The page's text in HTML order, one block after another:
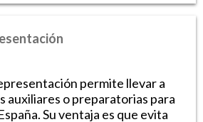
permite llevar a
auxiliares o preparatorias para
Su ventaja es que evita